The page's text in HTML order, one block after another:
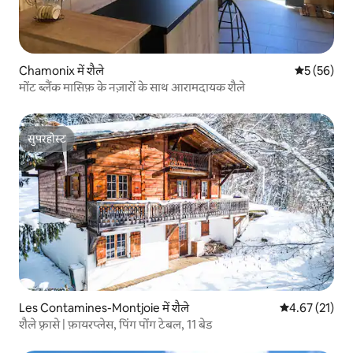
Chamonix में शैले औसत रेटिंग
5 (56)
मोंट ब्लैंक मासिफ़ के नज़ारों के साथ आरामदायक शैले
सुपरहोस्ट
सुपरहोस्ट
Les Contamines-Montjoie में शैले औसत रेटिंग 5 में
4.67 (21)
शैले फ़्रासे | फ़ायरप्लेस, पिंग पोंग टेबल, 11 बेड